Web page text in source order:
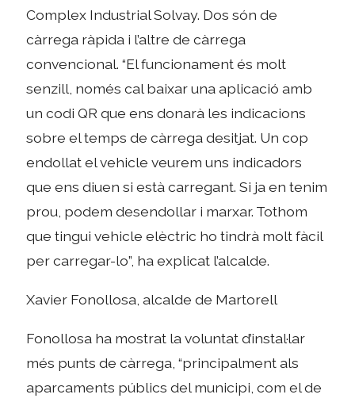
Complex Industrial Solvay. Dos són de
càrrega ràpida i l’altre de càrrega
convencional. “El funcionament és molt
senzill, només cal baixar una aplicació amb
un codi QR que ens donarà les indicacions
sobre el temps de càrrega desitjat. Un cop
endollat el vehicle veurem uns indicadors
que ens diuen si està carregant. Si ja en tenim
prou, podem desendollar i marxar. Tothom
que tingui vehicle elèctric ho tindrà molt fàcil
per carregar-lo”, ha explicat l’alcalde.
Xavier Fonollosa, alcalde de Martorell
Fonollosa ha mostrat la voluntat d’instal·lar
més punts de càrrega, “principalment als
aparcaments públics del municipi, com el de